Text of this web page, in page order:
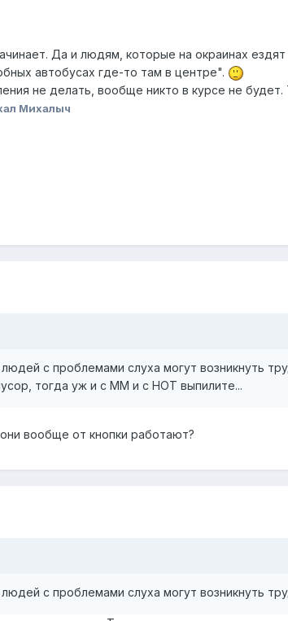
Да и людям, которые на окраинах
автобусах где-то там в центре".
не делать, вообще никто в курсе не будет.
Михалыч
с проблемами слуха могут возникнуть
тогда уж и с ММ и с НОТ выпилите...
вообще от кнопки работают?
с проблемами слуха могут возникнуть